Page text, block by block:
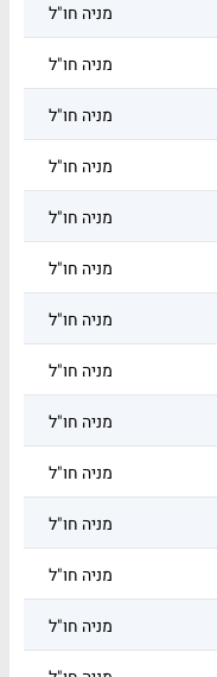
מניה חו"ל
מניה חו"ל
מניה חו"ל
מניה חו"ל
מניה חו"ל
מניה חו"ל
מניה חו"ל
מניה חו"ל
מניה חו"ל
מניה חו"ל
מניה חו"ל
מניה חו"ל
מניה חו"ל